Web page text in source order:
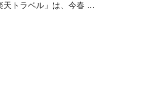
天トラベル」は、今春 …